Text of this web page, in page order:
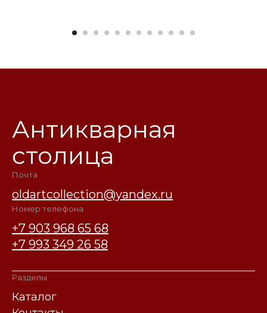
Антикварная
столица
Почта
oldartcollection@yandex.ru
Номер телефона
+7 903 968 65 68
+7 993 349 26 58
Разделы
Каталог